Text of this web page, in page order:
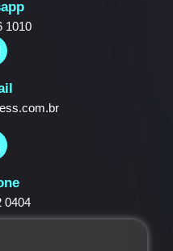
1010
0404